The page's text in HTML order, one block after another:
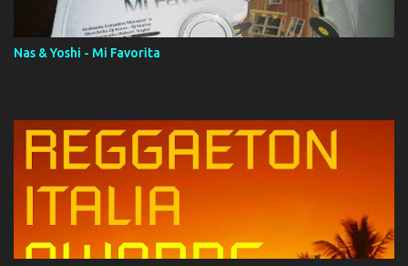
Nas & Yoshi - Mi Favorita